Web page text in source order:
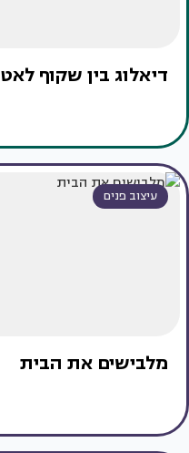
דיאלוג בין שקוף
עיצוב פנים
מלבישים את הבית